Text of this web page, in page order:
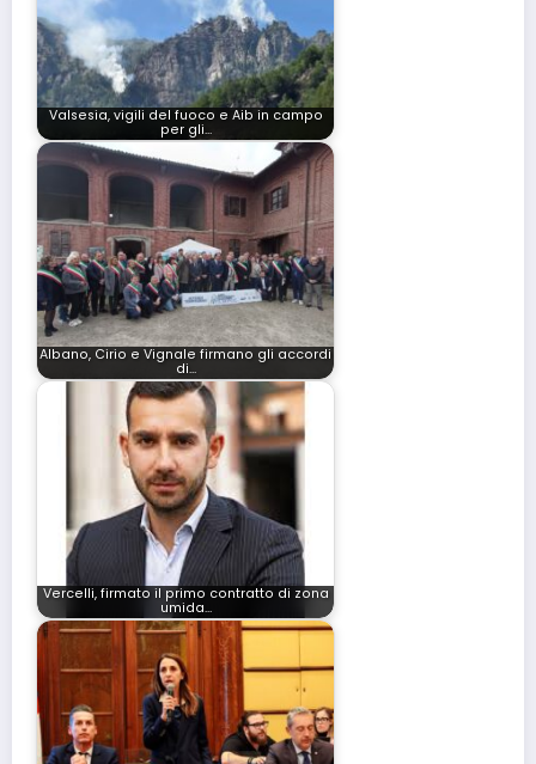
Valsesia, vigili del fuoco e Aib in campo
per gli…
Albano, Cirio e Vignale firmano gli accordi
di…
Vercelli, firmato il primo contratto di zona
umida…